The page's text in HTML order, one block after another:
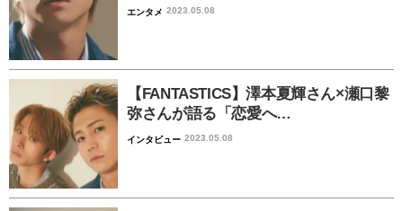
エンタメ 2023.05.08
【FANTASTICS】澤本夏輝さん×瀬口黎
弥さんが語る「恋愛へ…
インタビュー 2023.05.08